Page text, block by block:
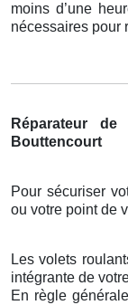
moins d’une
nécessaires pour
Réparateur
Bouttencourt
Pour sécuriser
ou votre point de
Les volets
intégrante de
En règle